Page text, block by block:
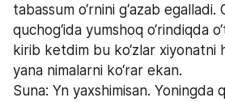
tabassum o‘rnini g‘azab
quchog‘ida yumshoq o‘rindiqda
kirib ketdim bu ko‘zlar xiyonatni
yana nimalarni ko‘rar ekan.
Suna: Yn yaxshimisan. Yoningda